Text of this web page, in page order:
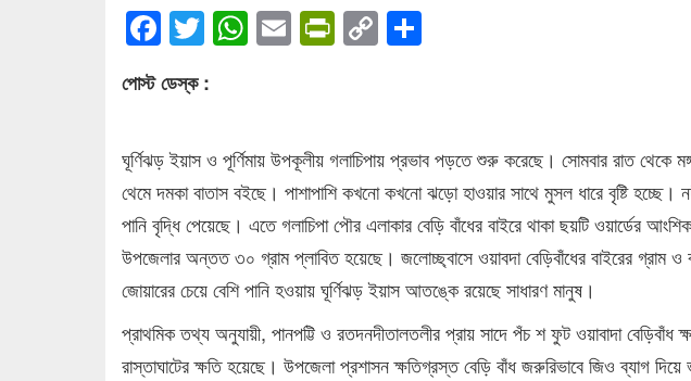
Facebook
Twitter
WhatsApp
EmailPrintFriendly
Copy
Link
পোস্ট ডেস্ক :
ঘূর্ণিঝড় ইয়াস ও পূর্ণিমায় উপকূলীয় গলাচিপায় প্রভাব পড়তে শুরু করেছে। সোমবার রাত থেকে
থেমে দমকা বাতাস বইছে। পাশাপাশি কখনো কখনো ঝড়ো হাওয়ার সাথে মুসল ধারে বৃষ্টি হচ্ছে।
পানি বৃদ্ধি পেয়েছে। এতে গলাচিপা পৌর এলাকার বেড়ি বাঁধের বাইরে থাকা ছয়টি ওয়ার্ডের
উপজেলার অন্তত ৩০ গ্রাম প্লাবিত হয়েছে। জলোচ্ছ্বাসে ওয়াবদা বেড়িবাঁধের বাইরের গ্রাম ও
জোয়ারের চেয়ে বেশি পানি হওয়ায় ঘূর্ণিঝড় ইয়াস আতঙ্কে রয়েছে সাধারণ মানুষ।
প্রাথমিক তথ্য অনুযায়ী, পানপট্টি ও রতদনদীতালতলীর প্রায় সাদে পঁচ শ ফুট ওয়াবাদা বেড়িবাঁধ
রাস্তাঘাটের ক্ষতি হয়েছে। উপজেলা প্রশাসন ক্ষতিগ্রস্ত বেড়ি বাঁধ জরুরিভাবে জিও ব্যাগ